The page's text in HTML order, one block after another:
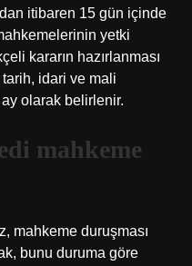
itibaren 15 gün içinde
yetki
kararın hazırlanması
idari ve mali
olarak belirlenir.
mahkeme
mahkeme duruşması
bunu duruma göre